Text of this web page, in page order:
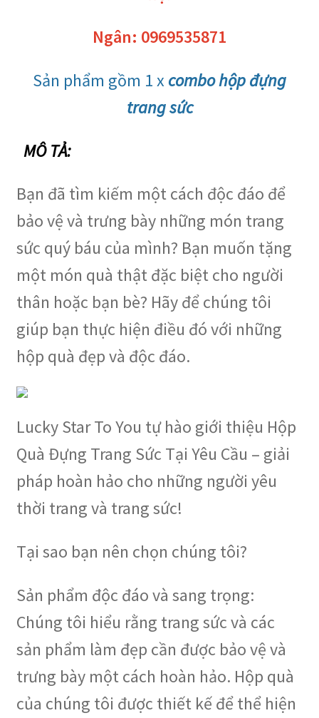
Ngân: 0969535871
Sản phẩm gồm 1 xcombo hộp đựng
trang sức
MÔ TẢ:
Bạn đã tìm kiếm một cách độc đáo để
bảo vệ và trưng bày những món trang
sức quý báu của mình? Bạn muốn tặng
một món quà thật đặc biệt cho người
thân hoặc bạn bè? Hãy để chúng tôi
giúp bạn thực hiện điều đó với những
hộp quà đẹp và độc đáo.
Lucky Star To You tự hào giới thiệu Hộp
Quà Đựng Trang Sức Tại Yêu Cầu – giải
pháp hoàn hảo cho những người yêu
thời trang và trang sức!
Tại sao bạn nên chọn chúng tôi?
Sản phẩm độc đáo và sang trọng:
Chúng tôi hiểu rằng trang sức và các
sản phẩm làm đẹp cần được bảo vệ và
trưng bày một cách hoàn hảo. Hộp quà
của chúng tôi được thiết kế để thể hiện